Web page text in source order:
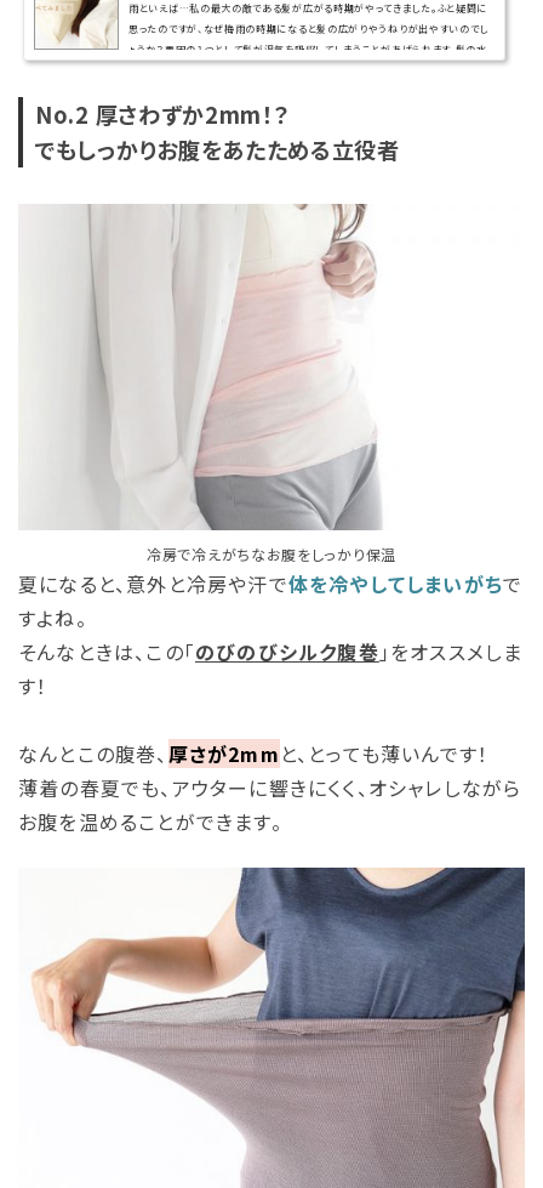
雨といえば…私の最大の敵である髪が広がる時期がやってきました。ふと疑問に
思ったのですが、なぜ梅雨の時期になると髪の広がりやうねりが出やすいのでし
ょうか？要因の１つとして髪が湿気を吸収してしまうことがあげられます。髪の水
がりやすくなるのですね。また、ヘアアイロンなどの熱や...
No.2 厚さわずか2mm！？
でもしっかりお腹をあたためる立役者
冷房で冷えがちなお腹をしっかり保温
夏になると、意外と冷房や汗で体を冷やしてしまいがちで
すよね。
そんなときは、この「のびのびシルク腹巻 」をオススメしま
す！
なんとこの腹巻、 厚さが2mm と、とっても薄いんです！
薄着の春夏でも、アウターに響きにくく、オシャレしながら
お腹を温めることができます。